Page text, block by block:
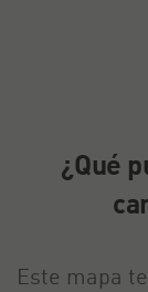
¿Qué
Este mapa